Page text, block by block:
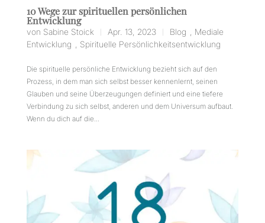
10 Wege zur spirituellen persönlichen
Entwicklung
von Sabine Stoick Apr. 13, 2023 Blog
Mediale
Entwicklung
Spirituelle Persönlichkeitsentwicklung
Die spirituelle persönliche Entwicklung bezieht sich auf den
Prozess, in dem man sich selbst besser kennenlernt, seinen
Glauben und seine Überzeugungen definiert und eine tiefere
Verbindung zu sich selbst, anderen und dem Universum aufbaut.
Wenn du dich auf die...